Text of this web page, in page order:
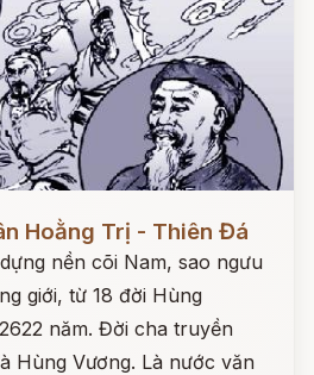
Hoằng Trị - Thiên Đá
nền cõi Nam, sao ngưu
giới, từ 18 đời Hùng
năm. Đời cha truyền
Hùng Vương. Là nước văn